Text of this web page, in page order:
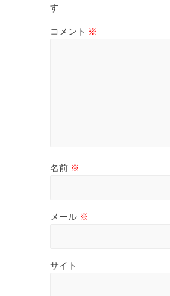
す
コメント ※
名前 ※
メール ※
サイト